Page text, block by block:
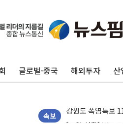
글로벌·중국 해외투자 산
속보
구미 폐염산처리
해군과 함께하는 '
[코인 시황] 비트